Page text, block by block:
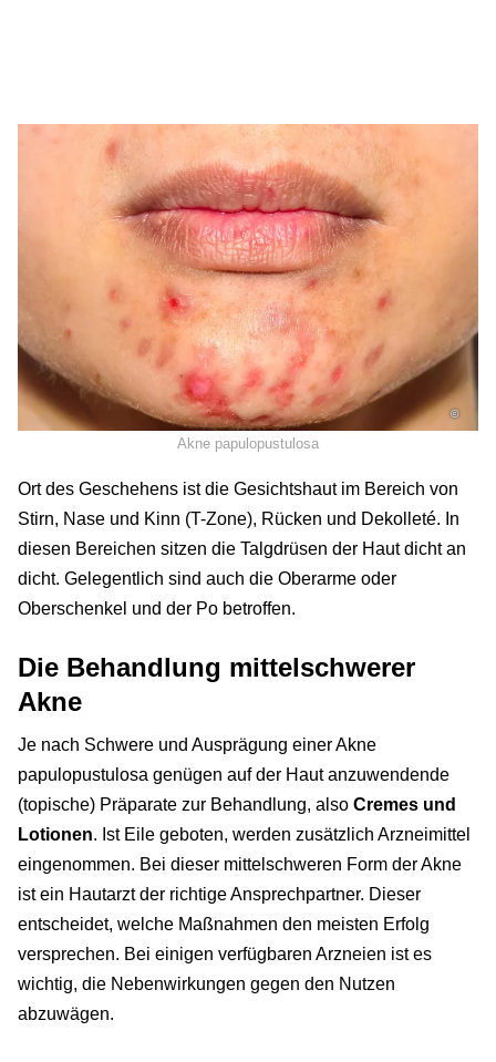
©
Akne papulopustulosa
Ort des Geschehens ist die Gesichtshaut im Bereich von
Stirn, Nase und Kinn (T-Zone), Rücken und Dekolleté. In
diesen Bereichen sitzen die Talgdrüsen der Haut dicht an
dicht. Gelegentlich sind auch die Oberarme oder
Oberschenkel und der Po betroffen.
Die Behandlung mittelschwerer
Akne
Je nach Schwere und Ausprägung einer Akne
papulopustulosa genügen auf der Haut anzuwendende
(topische) Präparate zur Behandlung, also Cremes und
Lotionen. Ist Eile geboten, werden zusätzlich Arzneimittel
eingenommen. Bei dieser mittelschweren Form der Akne
ist ein Hautarzt der richtige Ansprechpartner. Dieser
entscheidet, welche Maßnahmen den meisten Erfolg
versprechen. Bei einigen verfügbaren Arzneien ist es
wichtig, die Nebenwirkungen gegen den Nutzen
abzuwägen.